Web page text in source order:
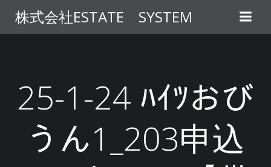
ン
テ
ス
キ
プ
株式会社ESTATE SYSTEM
25-1-24 ﾊｲﾂおび
うん1_203申込